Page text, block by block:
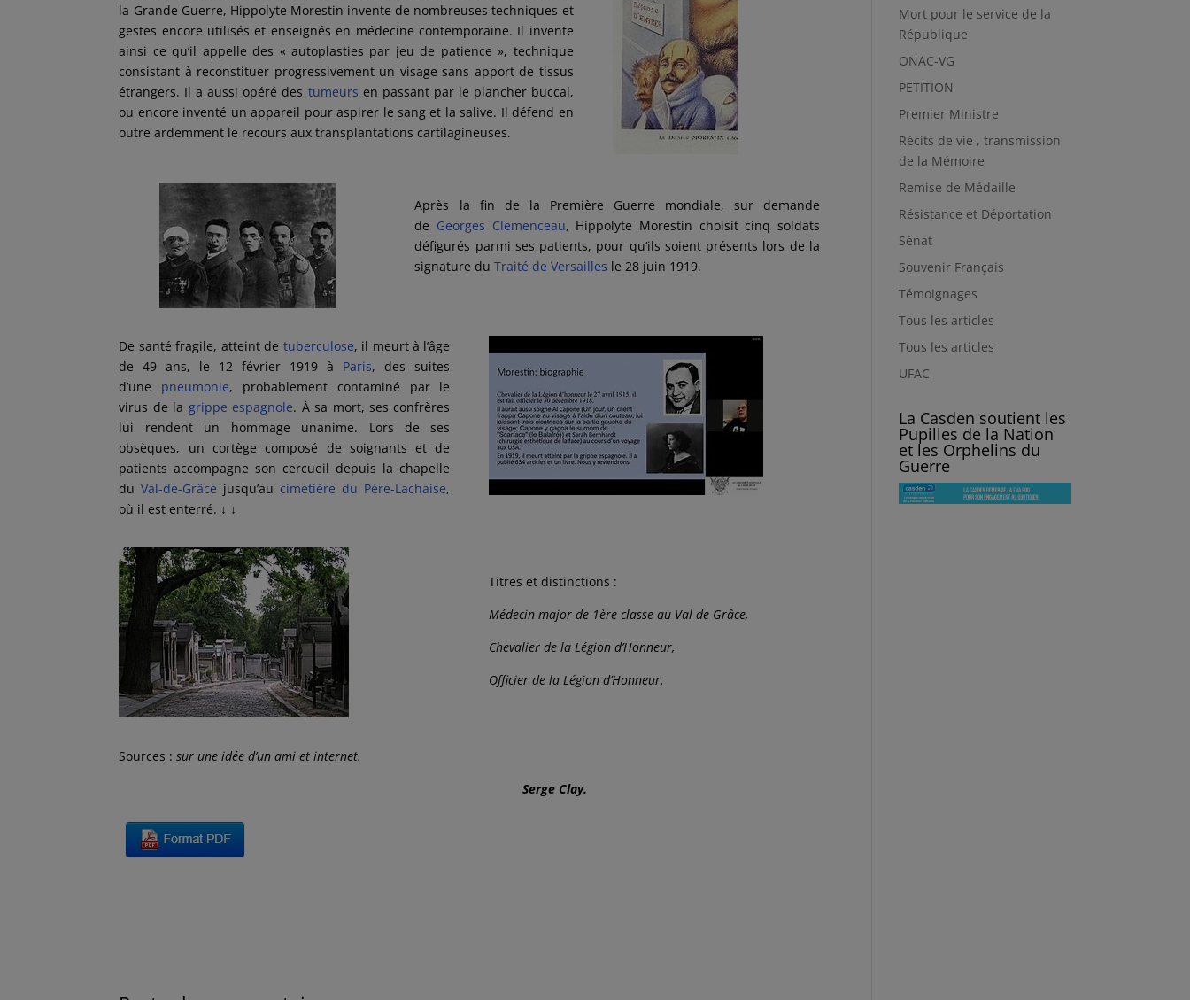
la Grande Guerre, Hippolyte Morestin invente de nombreuses techniques et
gestes encore utilisés et enseignés en médecine contemporaine. Il invente
ainsi ce qu’il appelle des « autoplasties par jeu de patience », technique
consistant à reconstituer progressivement un visage sans apport de tissus
étrangers. Il a aussi opéré des tumeurs en passant par le plancher buccal,
ou encore inventé un appareil pour aspirer le sang et la salive. Il défend en
outre ardemment le recours aux transplantations cartilagineuses.
Après la fin de la Première Guerre mondiale, sur demande
de Georges Clemenceau, Hippolyte Morestin choisit cinq soldats
défigurés parmi ses patients, pour qu’ils soient présents lors de la
signature duTraité de Versailles le 28 juin 1919.
De santé fragile, atteint de tuberculose, il meurt à l’âge
de 49 ans, le 12 février 1919 à Paris, des suites
d’une pneumonie, probablement contaminé par le
virus de la grippe espagnole. À sa mort, ses confrères
lui rendent un hommage unanime. Lors de ses
obsèques, un cortège composé de soignants et de
patients accompagne son cercueil depuis la chapelle
duVal-de-Grâce jusqu’au cimetière du Père-Lachaise,
où il est enterré. ↓ ↓
Titres et distinctions :
Médecin major de 1ère classe au Val de Grâce,
Chevalier de la Légion d’Honneur,
Officier de la Légion d’Honneur.
Sources :sur une idée d’un ami et internet.
Serge Clay.
Mort pour le service de la
République
ONAC-VG
PETITION
Premier Ministre
Récits de vie , transmission
de la Mémoire
Remise de Médaille
Résistance et Déportation
Sénat
Souvenir Français
Témoignages
Tous les articles
Tous les articles
UFAC
La Casden soutient les
Pupilles de la Nation
et les Orphelins du
Guerre